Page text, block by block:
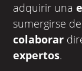
adquirir una
sumergirse
colaborar
expertos.